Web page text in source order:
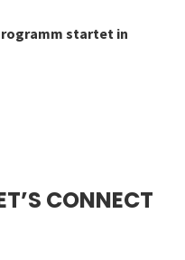
startet in
CONNECT